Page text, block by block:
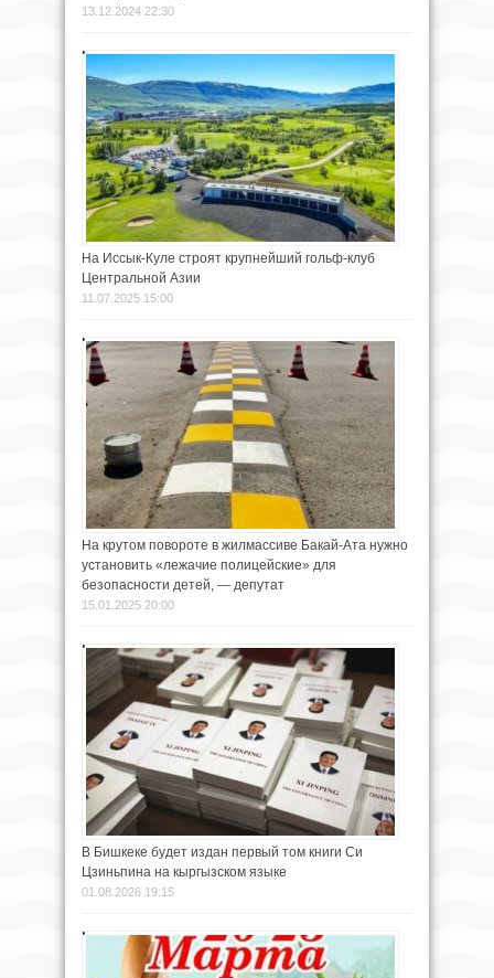
13.12.2024 22:30
На Иссык-Куле строят крупнейший гольф-клуб
Центральной Азии
11.07.2025 15:00
На крутом повороте в жилмассиве Бакай-Ата нужно
установить «лежачие полицейские» для
безопасности детей, — депутат
15.01.2025 20:00
В Бишкеке будет издан первый том книги Си
Цзиньпина на кыргызском языке
01.08.2026 19:15